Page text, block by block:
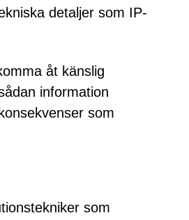
detaljer som IP-
åt känslig
information
som
som